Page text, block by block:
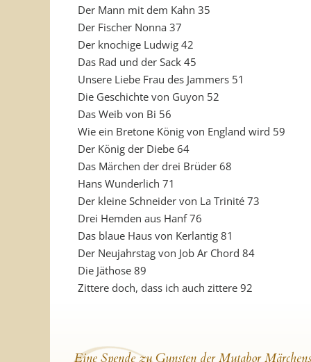
Der Mann mit dem Kahn 35
Der Fischer Nonna 37
Der knochige Ludwig 42
Das Rad und der Sack 45
Unsere Liebe Frau des Jammers 51
Die Geschichte von Guyon 52
Das Weib von Bi 56
Wie ein Bretone König von England wird 59
Der König der Diebe 64
Das Märchen der drei Brüder 68
Hans Wunderlich 71
Der kleine Schneider von La Trinité 73
Drei Hemden aus Hanf 76
Das blaue Haus von Kerlantig 81
Der Neujahrstag von Job Ar Chord 84
Die Jäthose 89
Zittere doch, dass ich auch zittere 92
Eine Spende zu Gunsten der Mutabor